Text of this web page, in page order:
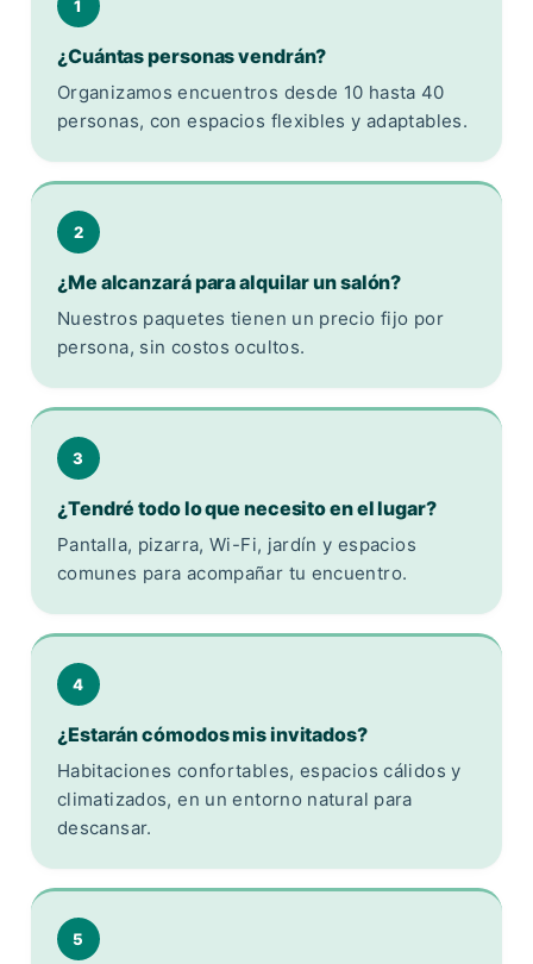
1
¿Cuántas personas vendrán?
Organizamos encuentros desde 10 hasta 40
personas, con espacios flexibles y adaptables.
2
¿Me alcanzará para alquilar un salón?
Nuestros paquetes tienen un precio fijo por
persona, sin costos ocultos.
3
¿Tendré todo lo que necesito en el lugar?
Pantalla, pizarra, Wi-Fi, jardín y espacios
comunes para acompañar tu encuentro.
4
¿Estarán cómodos mis invitados?
Habitaciones confortables, espacios cálidos y
climatizados, en un entorno natural para
descansar.
5